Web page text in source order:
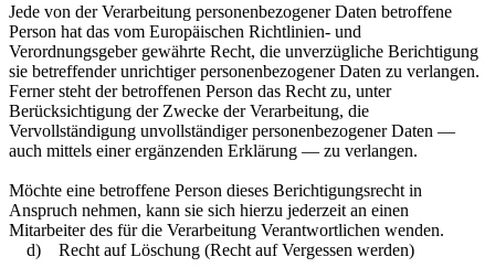
Jede von der Verarbeitung personenbezogener Daten betroffene
Person hat das vom Europäischen Richtlinien- und
Verordnungsgeber gewährte Recht, die unverzügliche Berichtigung
sie betreffender unrichtiger personenbezogener Daten zu verlangen.
Ferner steht der betroffenen Person das Recht zu, unter
Berücksichtigung der Zwecke der Verarbeitung, die
Vervollständigung unvollständiger personenbezogener Daten —
auch mittels einer ergänzenden Erklärung — zu verlangen.
Möchte eine betroffene Person dieses Berichtigungsrecht in
Anspruch nehmen, kann sie sich hierzu jederzeit an einen
Mitarbeiter des für die Verarbeitung Verantwortlichen wenden.
d) Recht auf Löschung (Recht auf Vergessen werden)